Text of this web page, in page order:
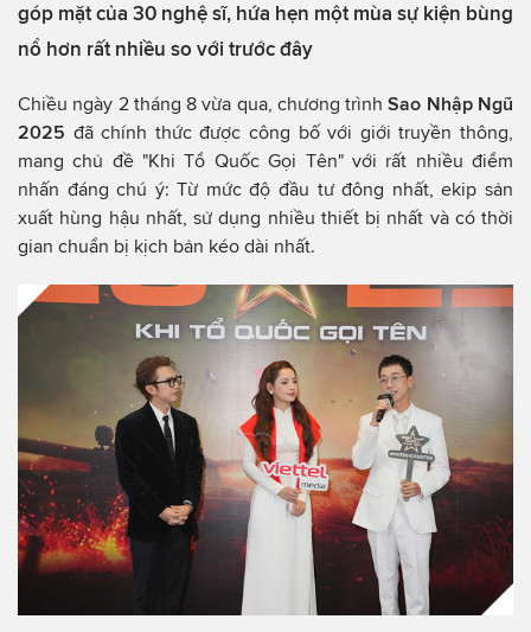
góp mặt của 30 nghệ sĩ, hứa hẹn một mùa sự kiện bùng
nổ hơn rất nhiều so với trước đây
Chiều ngày 2 tháng 8 vừa qua, chương trìnhSao Nhập Ngũ
2025 đã chính thức được công bố với giới truyền thông,
mang chủ đề "Khi Tổ Quốc Gọi Tên" với rất nhiều điểm
nhấn đáng chú ý: Từ mức độ đầu tư đông nhất, ekip sản
xuất hùng hậu nhất, sử dụng nhiều thiết bị nhất và có thời
gian chuẩn bị kịch bản kéo dài nhất.